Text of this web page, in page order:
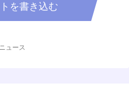
を書き込む
ュース